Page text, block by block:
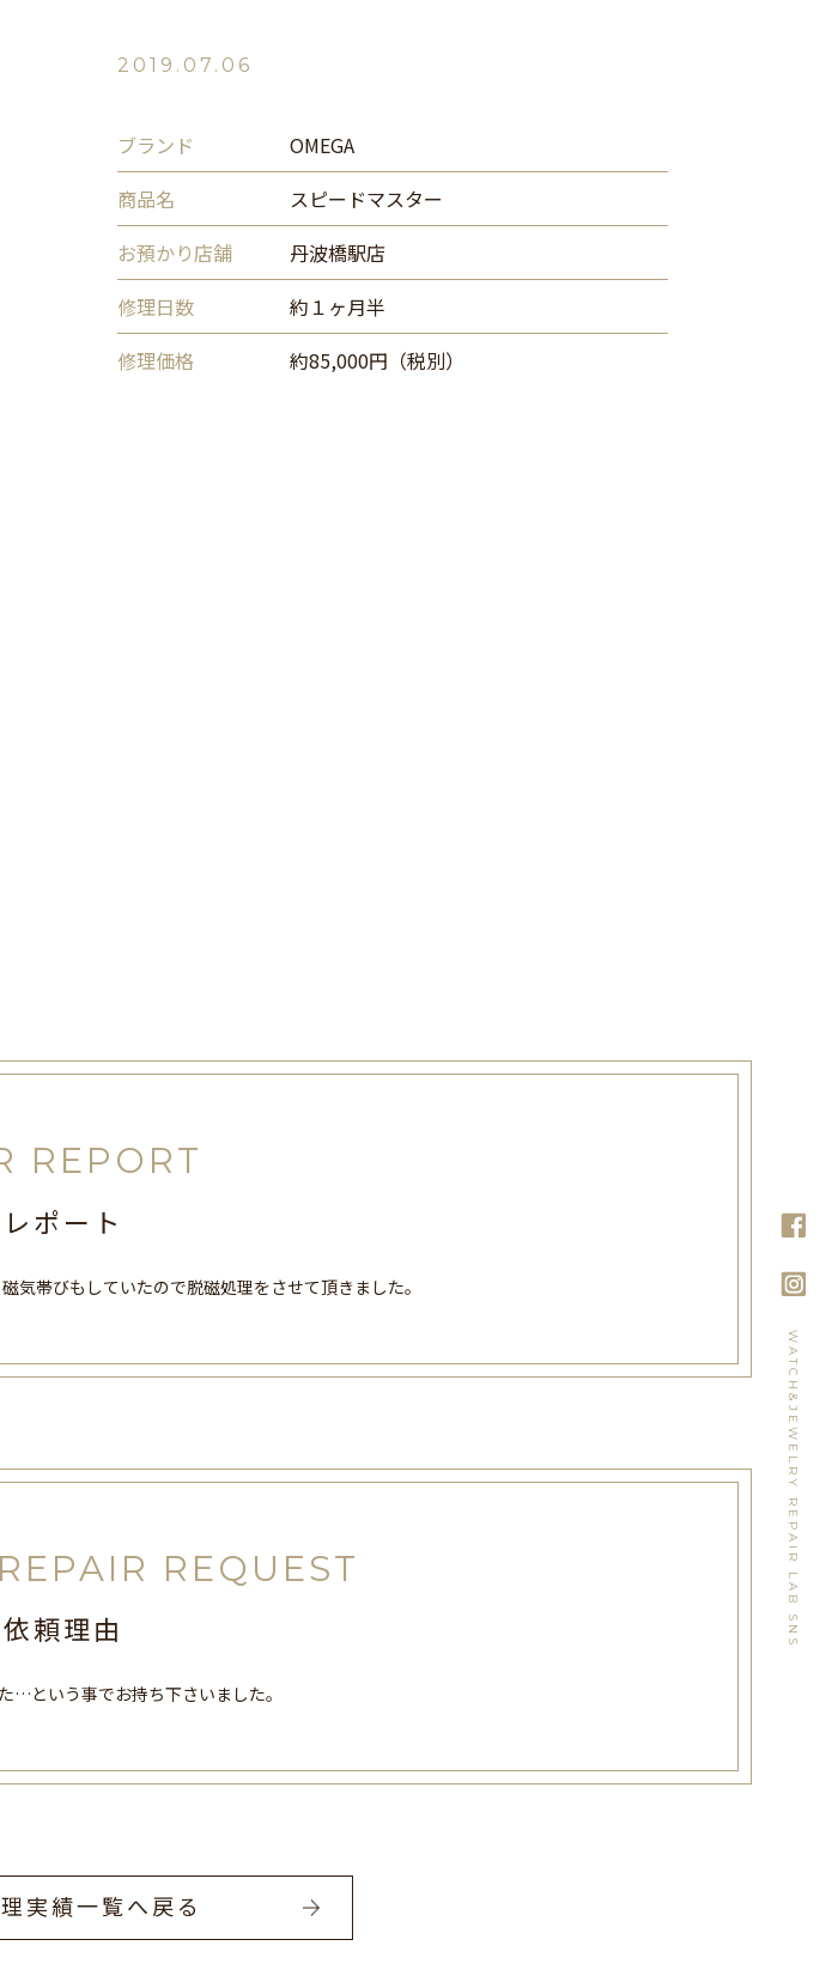
2019.07.06
ブランド
OMEGA
商品名
スピードマスター
お預かり店舗
丹波橋駅店
修理日数
約１ヶ月半
修理価格
約85,000円（税別）
REPORT
ポート
帯びもしていたので脱磁処理をさせて頂きました。
REQUEST
頼理由
…という事でお持ち下さいました。
実績一覧へ戻る
WATCH&JEWELRY REPAIR LAB SNS